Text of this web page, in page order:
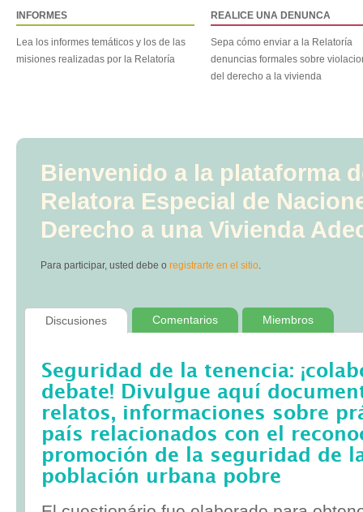
INFORMES
Lea los informes temáticos y los de las
misiones realizadas por la Relatoría
REALICE UNA DENUNCA
Sepa cómo enviar a la Relatoría
denuncias formales sobre
del derecho a la vivienda
Bienvenido a la plataforma
Relatora Especial de
Derecho a una Vivienda
Para participar, usted debe o registrarte en el sitio.
Discusiones Comentarios Miembros
Seguridad de la tenencia:
debate! Divulgue aquí
relatos, informaciones sobre
país relacionados con el
promoción de la seguridad de
población urbana pobre